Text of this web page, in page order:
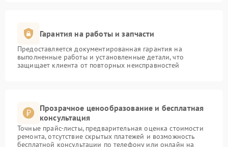
Гарантия на работы и запчасти
Предоставляется документированная гарантия на
выполненные работы и установленные детали, что
защищает клиента от повторных неисправностей
Прозрачное ценообразование и бесплатная
консультация
Точные прайс-листы, предварительная оценка стоимости
ремонта, отсутствие скрытых платежей и возможность
бесплатной консультации по телефону или онлайн на